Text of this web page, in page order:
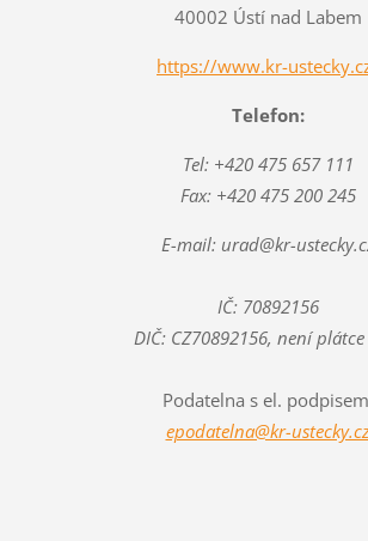
40002 Ústí nad Labem
https://www.kr-
Telefon:
Tel: +420 475 657 111
Fax: +420 475 200 245
E-mail: urad@kr-
IČ: 70892156
DIČ: CZ70892156, není plátce
Podatelna s el.
epodatelna@kr-